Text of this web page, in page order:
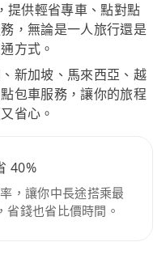
供輕省專車、點對點
，無論是一人旅行還是
方式。
新加坡、馬來西亞、越
包車服務，讓你的旅程
省心。
40%
，讓你中長途搭乘最
省錢也省比價時間。